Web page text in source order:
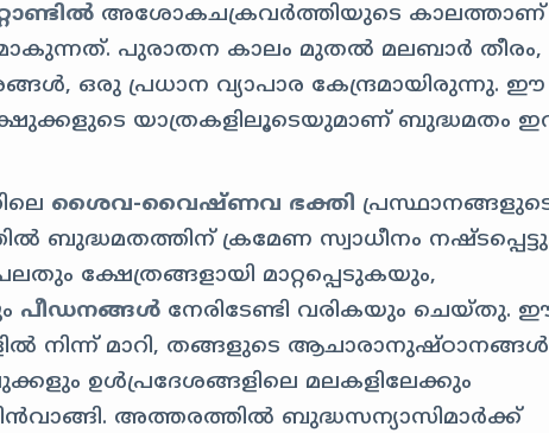
അശോകചക്രവർത്തിയുടെ കാലത്താണ്
പുരാതന കാലം മുതൽ മലബാർ തീരം,
ഒരു പ്രധാന വ്യാപാര കേന്ദ്രമായിരുന്നു. ഈ
യാത്രകളിലൂടെയുമാണ് ബുദ്ധമതം
ശൈവ-വൈഷ്ണവ ഭക്തി
ബുദ്ധമതത്തിന് ക്രമേണ സ്വാധീനം
ക്ഷേത്രങ്ങളായി മാറ്റപ്പെടുകയും,
പീഡനങ്ങൾ നേരിടേണ്ടി വരികയും ചെയ്തു.
നിന്ന് മാറി, തങ്ങളുടെ ആചാരാനുഷ്ഠാനങ്ങൾ
ഉൾപ്രദേശങ്ങളിലെ മലകളിലേക്കും
അത്തരത്തിൽ ബുദ്ധസന്യാസിമാർക്ക്